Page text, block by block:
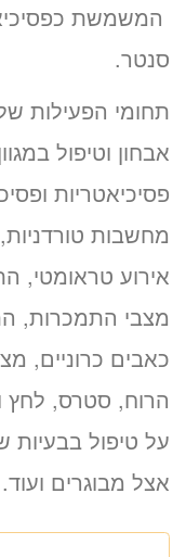
המשמשת
סנטר.
תחומי הפעילות
אבחון וטיפול
פסיכיאטריות
מחשבות
אירוע טראומטי,
מצבי התמכרות,
כאבים כרוניים,
הרוח, סטרס, לחץ
על טיפול בבעיות
אצל מבוגרים ועוד.